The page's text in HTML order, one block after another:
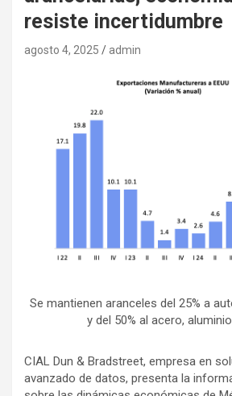
resiste incertidumbre
agosto 4, 2025 admin
Se mantienen aranceles del 25% a
y del 50% al acero,
CIAL Dun & Bradstreet, empresa en
avanzado de datos, presenta la